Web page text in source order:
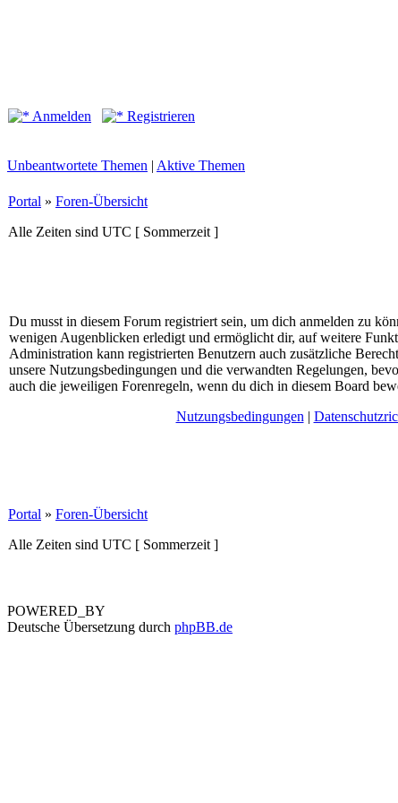
Anmelden Registrieren
Unbeantwortete Themen | Aktive Themen
Portal » Foren-Übersicht
Alle Zeiten sind UTC [ Sommerzeit ]
Du musst in diesem Forum registriert sein, um dich anmelden zu
wenigen Augenblicken erledigt und ermöglicht dir, auf weitere
Administration kann registrierten Benutzern auch zusätzliche
unsere Nutzungsbedingungen und die verwandten Regelungen,
auch die jeweiligen Forenregeln, wenn du dich in diesem Board
Nutzungsbedingungen |
Portal » Foren-Übersicht
Alle Zeiten sind UTC [ Sommerzeit ]
POWERED_BY
Deutsche Übersetzung durch phpBB.de